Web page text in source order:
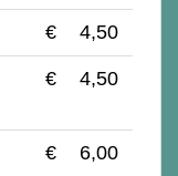
€ 4,50
€ 4,50
€ 6,00